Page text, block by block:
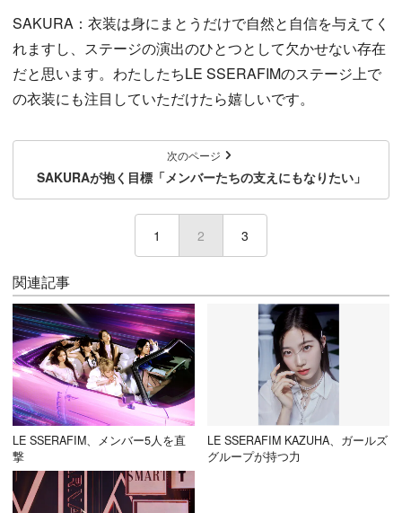
SAKURA：衣装は身にまとうだけで自然と自信を与えてく
れますし、ステージの演出のひとつとして欠かせない存在
だと思います。わたしたちLE SSERAFIMのステージ上で
の衣装にも注目していただけたら嬉しいです。
次のページ
SAKURAが抱く目標「メンバーたちの支えにもなりたい」
1 2 (current)
3
関連記事
LE SSERAFIM、メンバー5人を直
撃
LE SSERAFIM KAZUHA、ガールズ
グループが持つ力